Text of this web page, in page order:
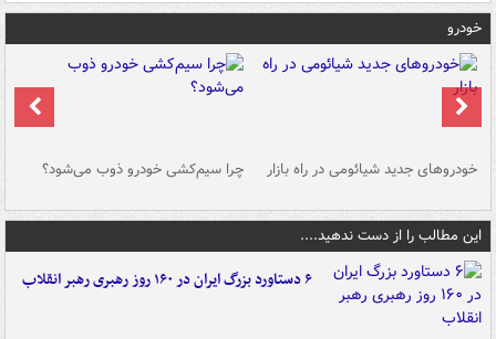
خودرو
خودروهای جدید شیائومی در راه بازار چرا سیم‌کشی خودرو ذوب می‌شود؟
این مطالب را از دست ندهید....
۶ دستاورد بزرگ ایران در ۱۶۰ روز رهبری رهبر انقلاب